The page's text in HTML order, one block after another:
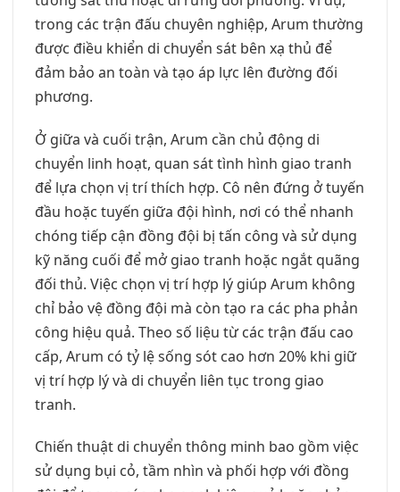
trong các trận đấu chuyên nghiệp, Arum thường
được điều khiển di chuyển sát bên xạ thủ để
đảm bảo an toàn và tạo áp lực lên đường đối
phương.
Ở giữa và cuối trận, Arum cần chủ động di
chuyển linh hoạt, quan sát tình hình giao tranh
để lựa chọn vị trí thích hợp. Cô nên đứng ở tuyến
đầu hoặc tuyến giữa đội hình, nơi có thể nhanh
chóng tiếp cận đồng đội bị tấn công và sử dụng
kỹ năng cuối để mở giao tranh hoặc ngắt quãng
đối thủ. Việc chọn vị trí hợp lý giúp Arum không
chỉ bảo vệ đồng đội mà còn tạo ra các pha phản
công hiệu quả. Theo số liệu từ các trận đấu cao
cấp, Arum có tỷ lệ sống sót cao hơn 20% khi giữ
vị trí hợp lý và di chuyển liên tục trong giao
tranh.
Chiến thuật di chuyển thông minh bao gồm việc
sử dụng bụi cỏ, tầm nhìn và phối hợp với đồng